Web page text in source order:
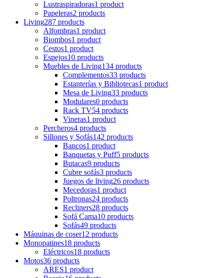
Lustraspiradoras1 product
Papeleras2 products
Living287 products
Alfombras1 product
Biombos1 product
Cestos1 product
Espejos10 products
Muebles de Living134 products
Complementos33 products
Estanterías y Bibliotecas1 product
Mesa de Living33 products
Modulares0 products
Rack TV54 products
Vineras1 product
Percheros4 products
Sillones y Sofás142 products
Bancos1 product
Banquetas y Puff5 products
Butacas9 products
Cubre sofás3 products
Juegos de living26 products
Mecedoras1 product
Poltronas24 products
Recliners28 products
Sofá Cama10 products
Sofás49 products
Máquinas de coser12 products
Monopatines18 products
Eléctricos18 products
Motos36 products
ARES1 product